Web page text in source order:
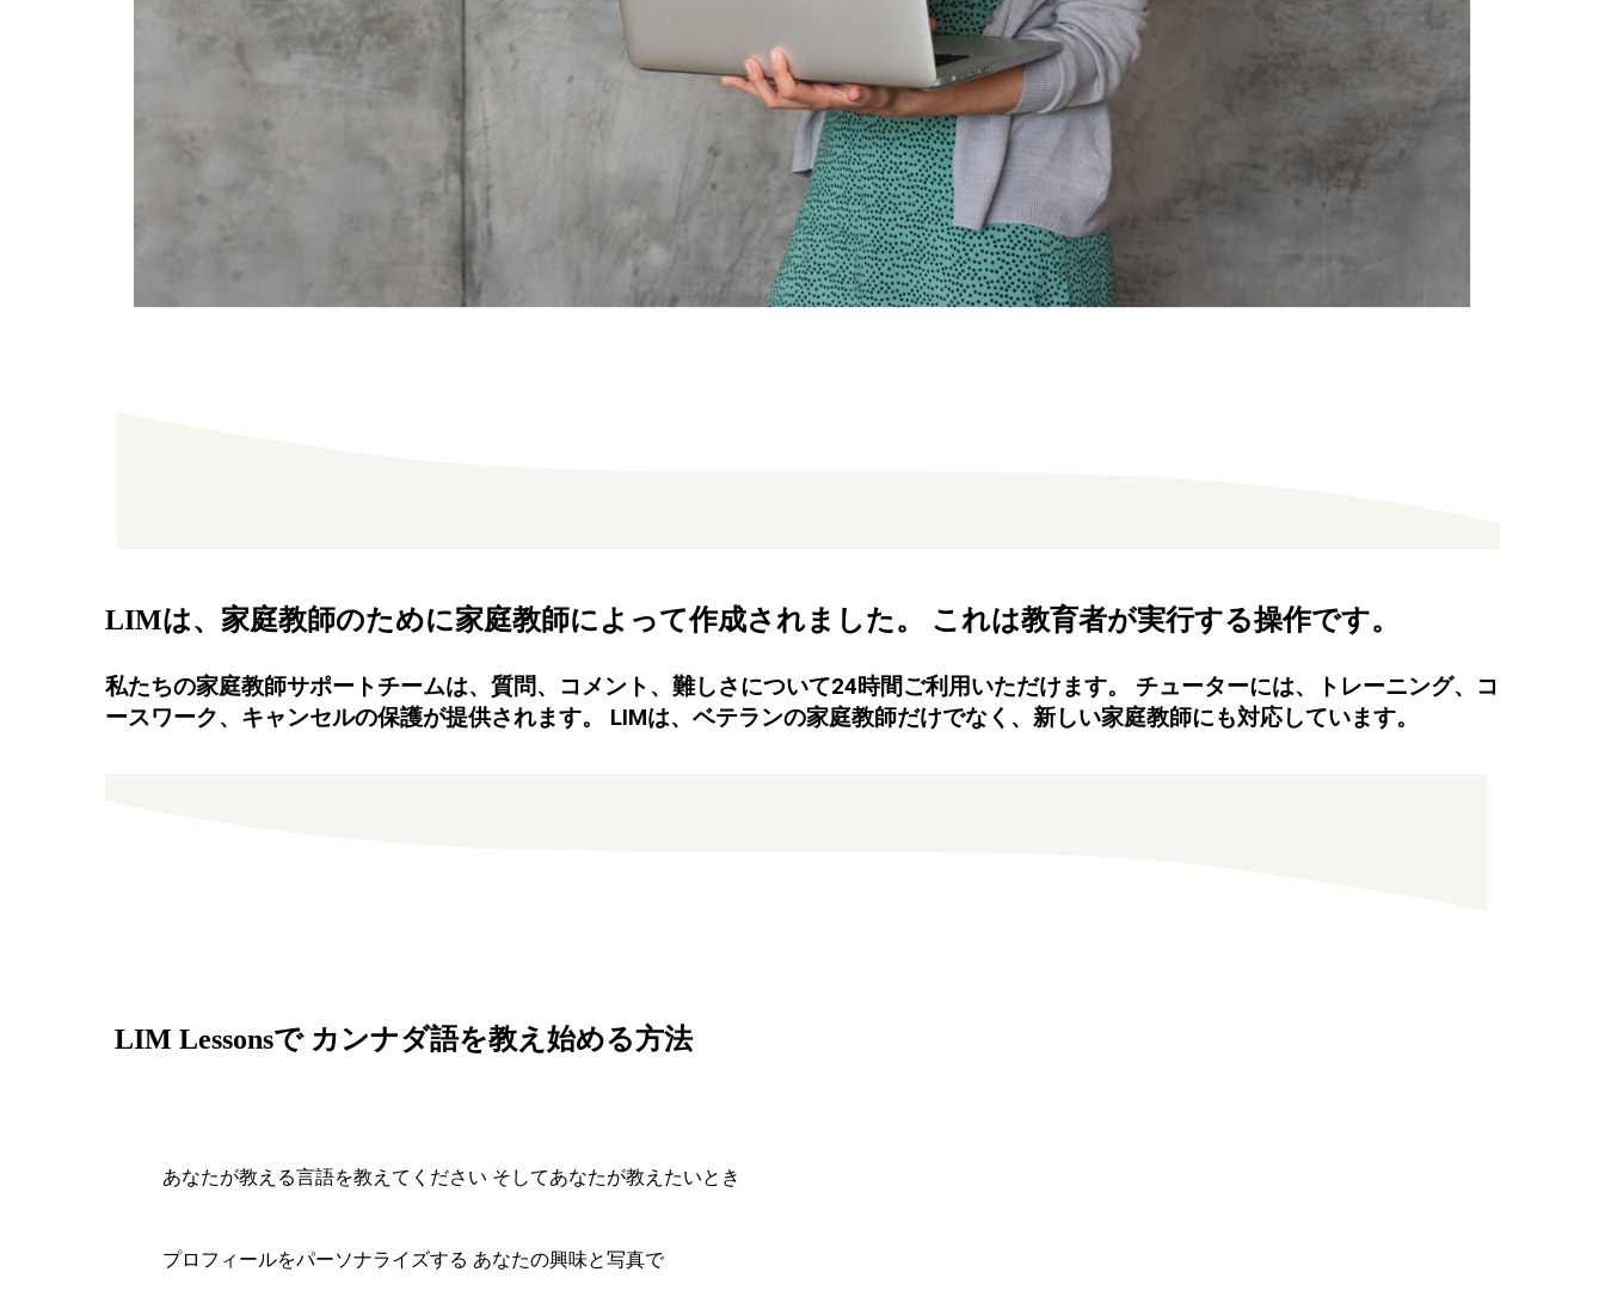
LIMは、家庭教師のために家庭教師によって作成されました。 これは教育者が実行する操作です。
私たちの家庭教師サポートチームは、質問、コメント、難しさについて24時間ご利用いただけます。 チューターには、トレーニング、コ
ースワーク、キャンセルの保護が提供されます。 LIMは、ベテランの家庭教師だけでなく、新しい家庭教師にも対応しています。
LIM Lessonsで カンナダ語を教え始める方法
あなたが教える言語を教えてください そしてあなたが教えたいとき
プロフィールをパーソナライズする あなたの興味と写真で